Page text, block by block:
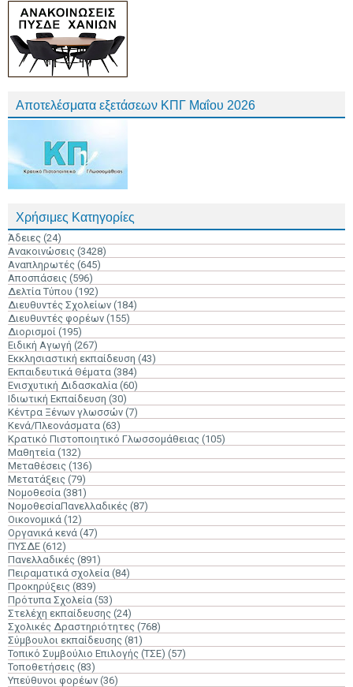
Αποτελέσματα εξετάσεων ΚΠΓ Μαΐου 2026
Χρήσιμες Κατηγορίες
Άδειες (24)
Ανακοινώσεις (3428)
Αναπληρωτές (645)
Αποσπάσεις (596)
Δελτία Τύπου (192)
Διευθυντές Σχολείων (184)
Διευθυντές φορέων (155)
Διορισμοί (195)
Ειδική Αγωγή (267)
Εκκλησιαστική εκπαίδευση (43)
Εκπαιδευτικά Θέματα (384)
Ενισχυτική Διδασκαλία (60)
Ιδιωτική Εκπαίδευση (30)
Κέντρα Ξένων γλωσσών (7)
Κενά/Πλεονάσματα (63)
Κρατικό Πιστοποιητικό Γλωσσομάθειας (105)
Μαθητεία (132)
Μεταθέσεις (136)
Μετατάξεις (79)
Νομοθεσία (381)
ΝομοθεσίαΠανελλαδικές (87)
Οικονομικά (12)
Οργανικά κενά (47)
ΠΥΣΔΕ (612)
Πανελλαδικές (891)
Πειραματικά σχολεία (84)
Προκηρύξεις (839)
Πρότυπα Σχολεία (53)
Στελέχη εκπαίδευσης (24)
Σχολικές Δραστηριότητες (768)
Σύμβουλοι εκπαίδευσης (81)
Τοπικό Συμβούλιο Επιλογής (ΤΣΕ) (57)
Τοποθετήσεις (83)
Υπεύθυνοι φορέων (36)